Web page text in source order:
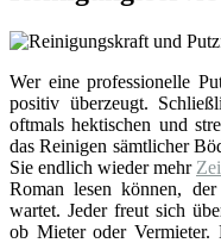
Wer eine professionelle
positiv überzeugt.
oftmals hektischen und
das Reinigen sämtlicher
Sie endlich wieder mehr
Roman lesen können,
wartet. Jeder freut sich
ob Mieter oder Vermieter.